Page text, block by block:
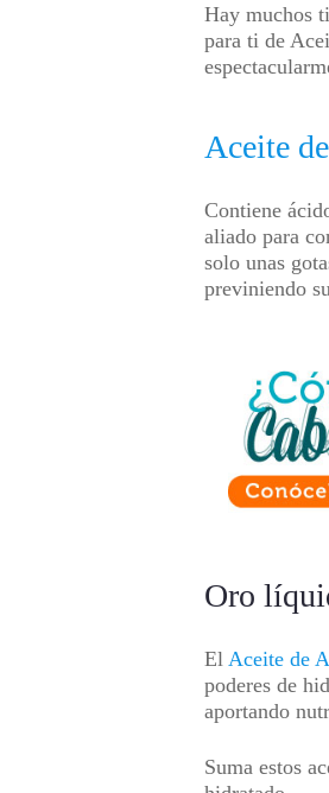
Hay muchos
para ti de
Aceite
Contiene
aliado para
solo unas
previniendo
Oro
El Aceite de
poderes de
aportando
Suma estos